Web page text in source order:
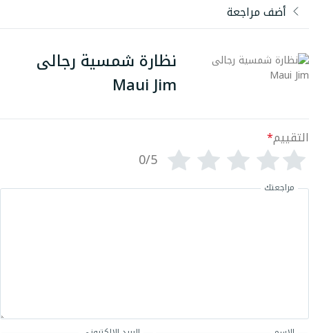
أضف مراجعة
نظارة شمسية رجالى
Maui Jim
التقييم*
0/5
مراجعتك